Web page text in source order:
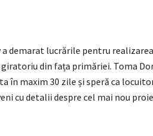
a demarat lucrările pentru
din fața primăriei. Toma
în maxim 30 zile și speră ca
cu detalii despre cel mai nou